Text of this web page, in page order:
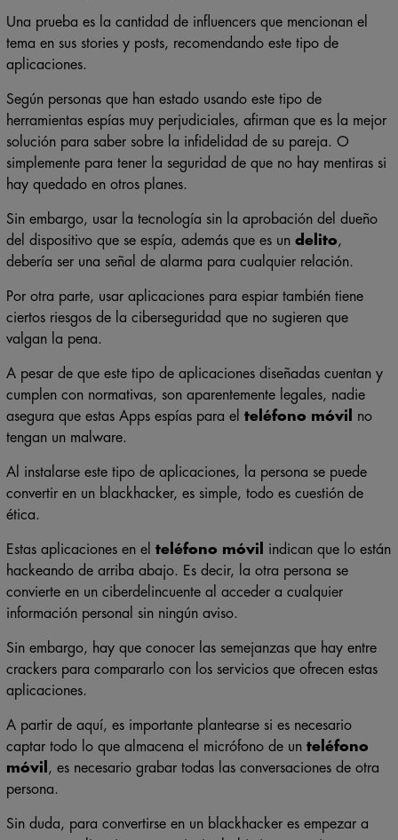
Una prueba es la cantidad de influencers que mencionan el
tema en sus stories y posts, recomendando este tipo de
aplicaciones.
Según personas que han estado usando este tipo de
herramientas espías muy perjudiciales, afirman que es la mejor
solución para saber sobre la infidelidad de su pareja. O
simplemente para tener la seguridad de que no hay mentiras si
hay quedado en otros planes.
Sin embargo, usar la tecnología sin la aprobación del dueño
del dispositivo que se espía, además que es un delito,
debería ser una señal de alarma para cualquier relación.
Por otra parte, usar aplicaciones para espiar también tiene
ciertos riesgos de la ciberseguridad que no sugieren que
valgan la pena.
A pesar de que este tipo de aplicaciones diseñadas cuentan y
cumplen con normativas, son aparentemente legales, nadie
asegura que estas Apps espías para el teléfono móvil
no
tengan un malware.
Al instalarse este tipo de aplicaciones, la persona se puede
convertir en un blackhacker, es simple, todo es cuestión de
ética.
Estas aplicaciones en el teléfono móvil
indican que lo están
hackeando de arriba abajo. Es decir, la otra persona se
convierte en un ciberdelincuente al acceder a cualquier
información personal sin ningún aviso.
Sin embargo, hay que conocer las semejanzas que hay entre
crackers para compararlo con los servicios que ofrecen estas
aplicaciones.
A partir de aquí, es importante plantearse si es necesario
captar todo lo que almacena el micrófono de un teléfono
móvil , es necesario grabar todas las conversaciones de otra
persona.
Sin duda, para convertirse en un blackhacker es empezar a